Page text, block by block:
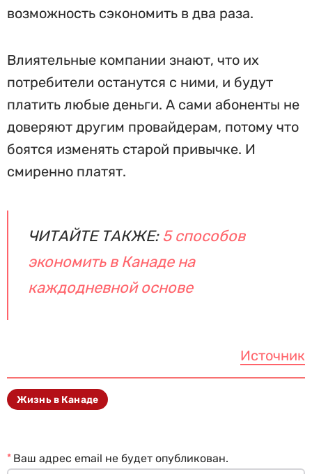
возможность сэкономить в два раза.
Влиятельные компании знают, что их
потребители останутся с ними, и будут
платить любые деньги. А сами абоненты не
доверяют другим провайдерам, потому что
боятся изменять старой привычке. И
смиренно платят.
ЧИТАЙТЕ ТАКЖЕ: 5 способов
экономить в Канаде на
каждодневной основе
Источник
Жизнь в Канаде
Ваш адрес email не будет опубликован.
*